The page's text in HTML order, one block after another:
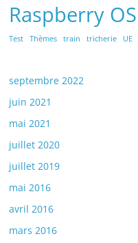
Raspberry OS
Test
Thèmes train tricherie UE
septembre 2022
juin 2021
mai 2021
juillet 2020
juillet 2019
mai 2016
avril 2016
mars 2016